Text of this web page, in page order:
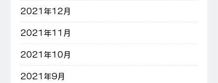
2021年12月
2021年11月
2021年10月
2021年9月